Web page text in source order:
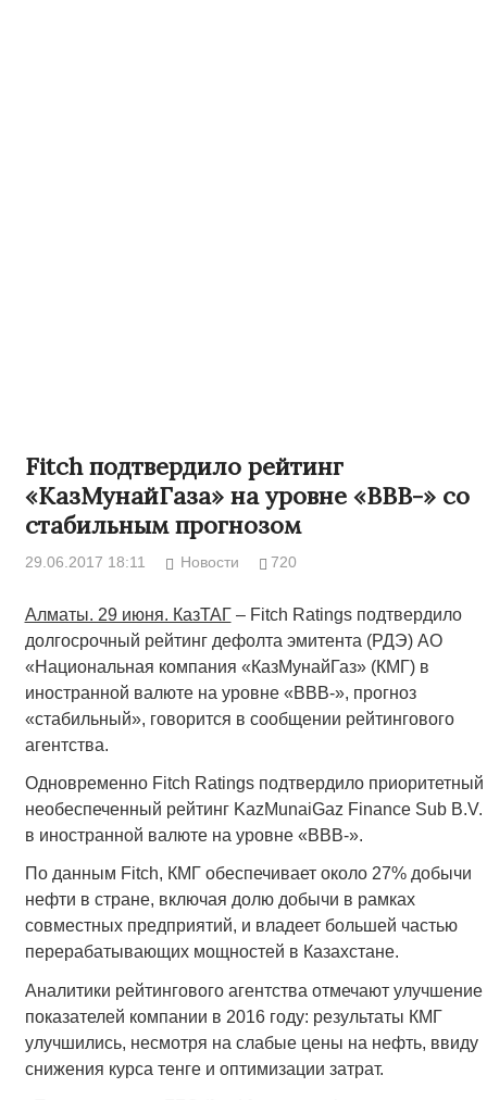
Fitch подтвердило рейтинг
«КазМунайГаза» на уровне «BBB-» со
стабильным прогнозом
29.06.2017 18:11 Новости 720
Алматы. 29 июня. КазТАГ– Fitch Ratings подтвердило
долгосрочный рейтинг дефолта эмитента (РДЭ) АО
«Национальная компания «КазМунайГаз» (КМГ) в
иностранной валюте на уровне «BBB-», прогноз
«стабильный», говорится в сообщении рейтингового
агентства.
Одновременно Fitch Ratings подтвердило приоритетный
необеспеченный рейтинг KazMunaiGaz Finance Sub B.V.
в иностранной валюте на уровне «BBB-».
По данным Fitch, КМГ обеспечивает около 27% добычи
нефти в стране, включая долю добычи в рамках
совместных предприятий, и владеет большей частью
перерабатывающих мощностей в Казахстане.
Аналитики рейтингового агентства отмечают улучшение
показателей компании в 2016 году: результаты КМГ
улучшились, несмотря на слабые цены на нефть, ввиду
снижения курса тенге и оптимизации затрат.